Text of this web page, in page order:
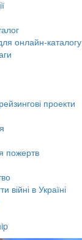
онлайн-каталогу
проекти
пожертв
війні в Україні